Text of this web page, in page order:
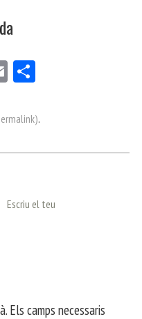
E
ail pa
ei
.
Escriu el teu
Els camps necessaris